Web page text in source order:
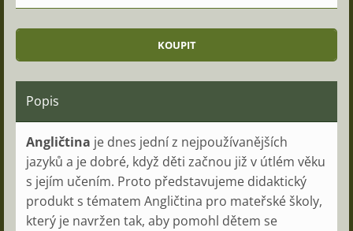
Popis
Angličtina je dnes jední z nejpoužívanějších
jazyků a je dobré, když děti začnou již v útlém věku
s jejím učením. Proto představujeme didaktický
produkt s tématem Angličtina pro mateřské školy,
který je navržen tak, aby pomohl dětem se